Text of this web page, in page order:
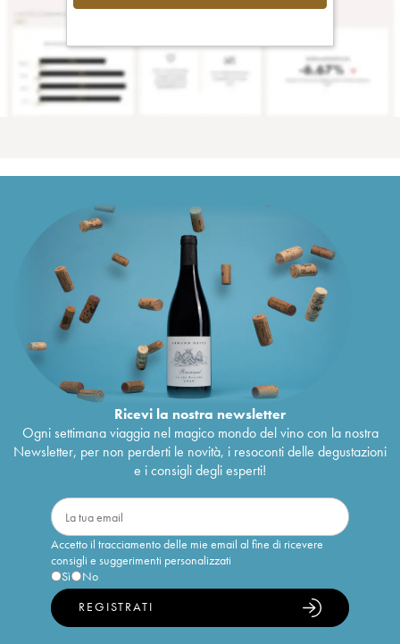
Ricevi la nostra newsletter
Ogni settimana viaggia nel magico mondo del vino con la nostra
Newsletter, per non perderti le novità, i resoconti delle degustazioni
e i consigli degli esperti!
Accetto il tracciamento delle mie email al fine di ricevere
consigli e suggerimenti personalizzati
Sì
No
REGISTRATI